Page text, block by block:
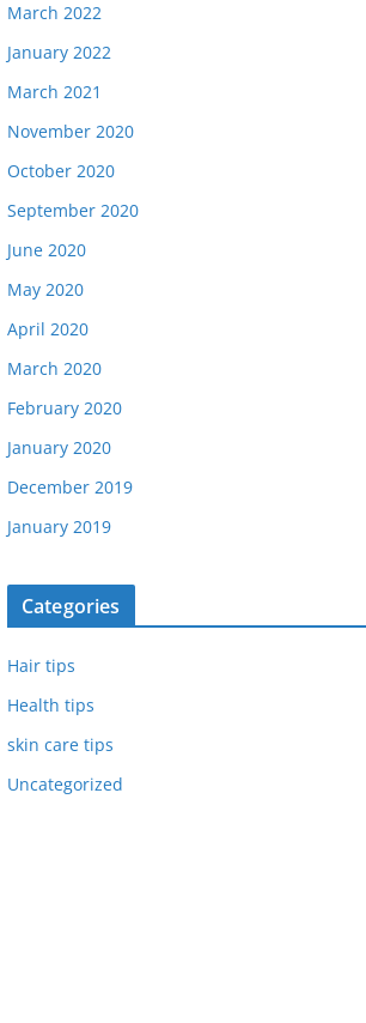
March 2022
January 2022
March 2021
November 2020
October 2020
September 2020
June 2020
May 2020
April 2020
March 2020
February 2020
January 2020
December 2019
January 2019
Categories
Hair tips
Health tips
skin care tips
Uncategorized